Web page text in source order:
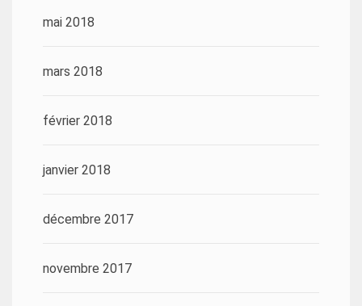
mai 2018
mars 2018
février 2018
janvier 2018
décembre 2017
novembre 2017